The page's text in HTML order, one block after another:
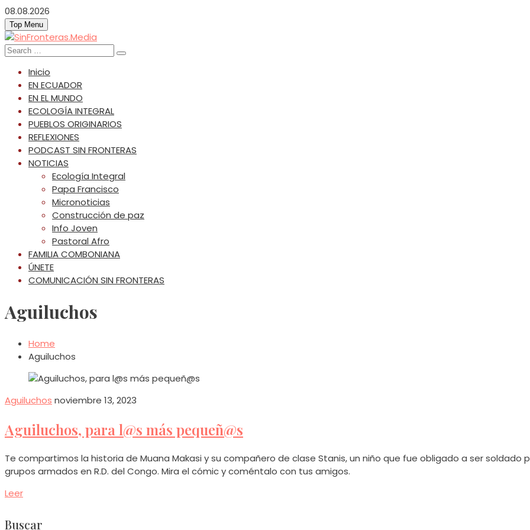
Skip
to
content
08.08.2026
Top Menu
Search
Inicio
EN ECUADOR
EN EL MUNDO
ECOLOGÍA INTEGRAL
PUEBLOS ORIGINARIOS
REFLEXIONES
PODCAST SIN FRONTERAS
NOTICIAS
Ecología Integral
Papa Francisco
Micronoticias
Construcción de paz
Info Joven
Pastoral Afro
FAMILIA COMBONIANA
ÚNETE
COMUNICACIÓN SIN FRONTERAS
Aguiluchos
Home
Aguiluchos
Aguiluchos noviembre 13, 2023
Aguiluchos, para l@s más pequeñ@s
Te compartimos la historia de Muana Makasi y su compañero de clase Stanis, un niño que fue obligado a ser soldado
grupos armados en R.D. del Congo. Mira el cómic y coméntalo con tus amigos.
Leer
Buscar